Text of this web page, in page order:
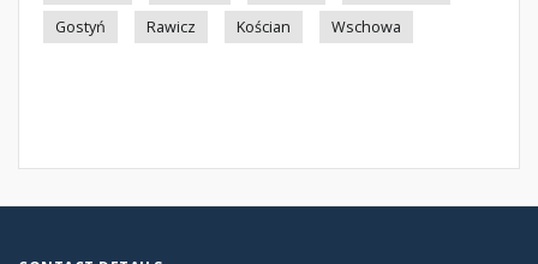
Gostyń
Rawicz Kościan Wschowa